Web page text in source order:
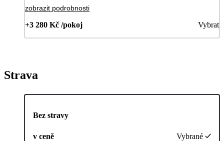
zobrazit podrobnosti
+3 280 Kč /pokoj Vybrat
Strava
Bez stravy
v ceně Vybrané